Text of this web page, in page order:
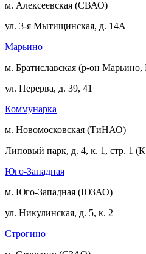
м. Алексеевская (СВАО)
ул. 3-я Мытищинская, д. 14А
Марьино
м. Братиславская (р-он
ул. Перерва, д. 39, 41
Коммунарка
м. Новомосковская (ТиНАО)
Липовый парк, д. 4, к. 1, стр. 1
Юго-Западная
м. Юго-Западная (ЮЗАО)
ул. Никулинская, д. 5, к. 2
Строгино